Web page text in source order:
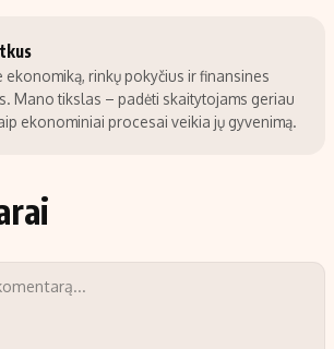
ekonomiką, rinkų pokyčius ir finansines
Mano tikslas – padėti skaitytojams geriau
ekonominiai procesai veikia jų gyvenimą.